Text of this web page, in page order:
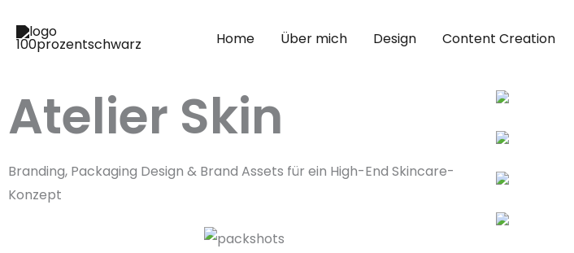
Inhalt
springen
Home Über mich Design Content Creation
Atelier Skin
Branding, Packaging Design & Brand Assets für ein High-End Skincare-
Konzept